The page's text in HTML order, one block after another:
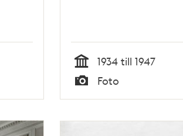
Tid
1934 till 1947
Foto